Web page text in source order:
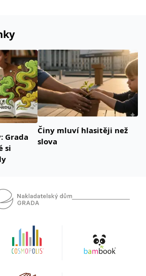
Grada
si
Činy mluví hlasitěji než
slova